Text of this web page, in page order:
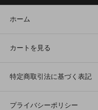
ホーム
カートを見る
特定商取引法に基づく表記
プライバシーポリシー